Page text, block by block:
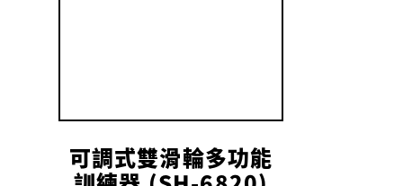
可調式雙滑輪多功能